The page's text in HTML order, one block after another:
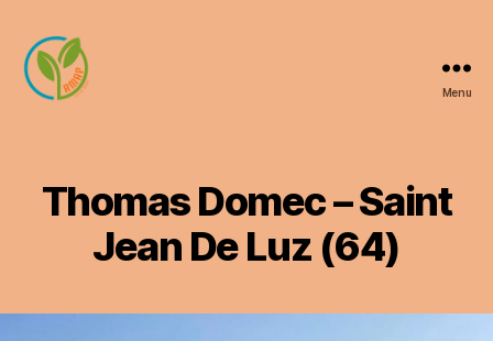
Béarn
Menu
Thomas Domec – Saint
Jean De Luz (64)